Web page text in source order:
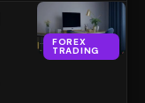
FOREX
TRADING